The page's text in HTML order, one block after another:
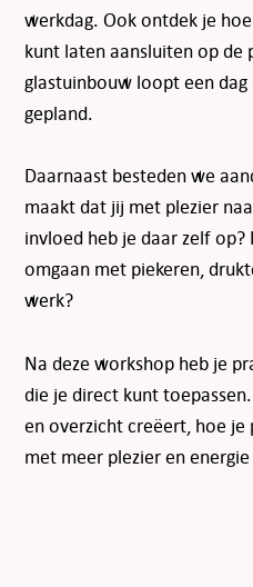
werkdag. Ook ontdek je
kunt laten aansluiten op de
glastuinbouw loopt een
gepland.
Daarnaast besteden we
maakt dat jij met plezier
invloed heb je daar zelf op?
omgaan met piekeren,
werk?
Na deze workshop heb je
die je direct kunt
en overzicht creëert, hoe
met meer plezier en